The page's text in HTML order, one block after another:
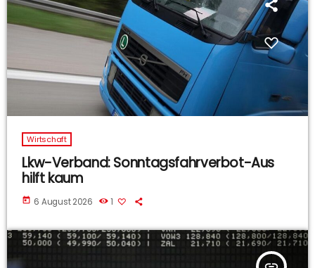
Wirtschaft
Lkw-Verband: Sonntagsfahrverbot-Aus
hilft kaum
today 6 August 2026 1